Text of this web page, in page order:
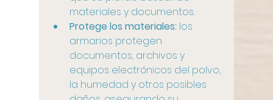
materiales y documentos.
Protege los materiales: los
armarios protegen
documentos, archivos y
equipos electrónicos del polvo,
la humedad y otros posibles